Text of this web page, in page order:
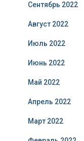
Сентябрь 2022
Август 2022
Июль 2022
Июнь 2022
Май 2022
Апрель 2022
Март 2022